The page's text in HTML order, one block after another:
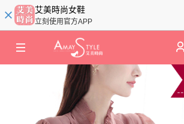
艾美時尚女鞋
立刻使用官方APP